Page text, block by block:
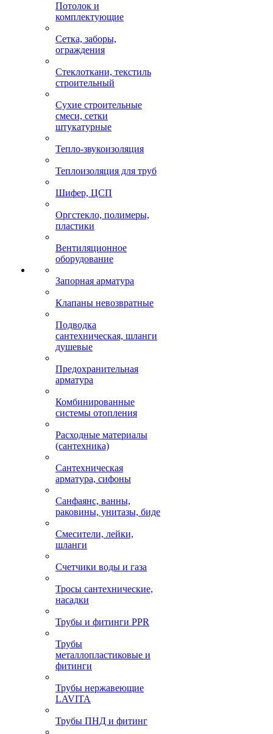
Потолок и
комплектующие
Сетка, заборы,
ограждения
Стеклоткани, текстиль
строительный
Сухие строительные
смеси, сетки
штукатурные
Тепло-звукоизоляция
Теплоизоляция для труб
Шифер, ЦСП
Оргстекло, полимеры,
пластики
Вентиляционное
оборудование
Запорная арматура
Клапаны невозвратные
Подводка
сантехническая, шланги
душевые
Предохранительная
арматура
Комбинированные
системы отопления
Расходные материалы
(сантехника)
Сантехническая
арматура, сифоны
Санфаянс, ванны,
раковины, унитазы, биде
Смесители, лейки,
шланги
Счетчики воды и газа
Тросы сантехнические,
насадки
Трубы и фитинги PPR
Трубы
металлопластиковые и
фитинги
Трубы нержавеющие
LAVITA
Трубы ПНД и фитинг